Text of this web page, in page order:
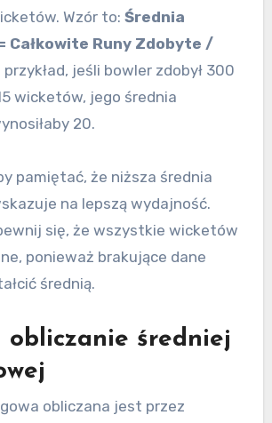
Wzór to: Średnia
Całkowite Runy Zdobyte /
przykład, jeśli bowler zdobył 300
wicketów, jego średnia
20.
pamiętać, że niższa średnia
na lepszą wydajność.
się, że wszystkie wicketów
ponieważ brakujące dane
średnią.
obliczanie średniej
obliczana jest przez